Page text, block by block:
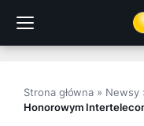
treści
Strona główna » Newsy
Honorowym